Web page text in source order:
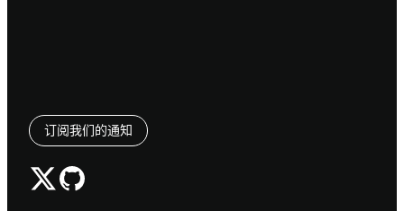
订阅我们的通知